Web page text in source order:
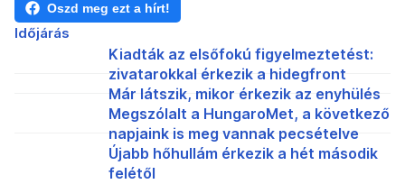
Oszd meg ezt a hírt!
Időjárás
Kiadták az elsőfokú figyelmeztetést:
zivatarokkal érkezik a hidegfront
Már látszik, mikor érkezik az enyhülés
Megszólalt a HungaroMet, a következő
napjaink is meg vannak pecsételve
Újabb hőhullám érkezik a hét második
felétől